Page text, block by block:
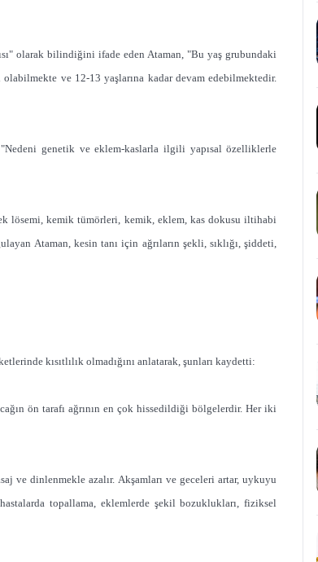
olarak bilindiğini ifade eden Ataman, "Bu yaş grubundaki
ve 12-13 yaşlarına kadar devam edebilmektedir.
genetik ve eklem-kaslarla ilgili yapısal özelliklerle
lösemi, kemik tümörleri, kemik, eklem, kas dokusu iltihabi
Ataman, kesin tanı için ağrıların şekli, sıklığı, şiddeti,
kısıtlılık olmadığını anlatarak, şunları kaydetti:
ön tarafı ağrının en çok hissedildiği bölgelerdir. Her iki
ve dinlenmekle azalır. Akşamları ve geceleri artar, uykuyu
topallama, eklemlerde şekil bozuklukları, fiziksel